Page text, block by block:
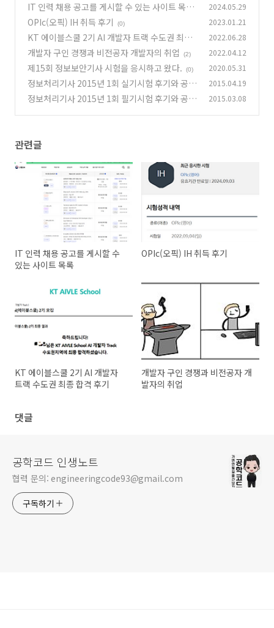
IT 인력 채용 공고를 게시할 수 있는 사이트 목록
(0)
2024.05.29
OPIc(오픽) IH 취득 후기 (0) 2023.01.21
KT 에이블스쿨 2기 AI 개발자 트랙 수도권 최종
합격 후기
(0)
2022.06.28
개발자 구인 경쟁과 비전공자 개발자의 취업 (2) 2022.04.12
제15회 정보보안기사 시험을 응시하고 왔다. (0) 2020.05.31
정보처리기사 2015년 1회 실기시험 후기와 공부
법 소개
(4)
2015.04.19
정보처리기사 2015년 1회 필기시험 후기와 공부
2015.03.08
관련글
IT 인력 채용 공고를 게시할 수
있는 사이트 목록
OPIc(오픽) IH 취득 후기
KT 에이블스쿨 2기 AI 개발자
트랙 수도권 최종 합격 후기
개발자 구인 경쟁과 비전공자 개
발자의 취업
댓글
공학코드 인생노트
협력 문의: engineeringcode93@gmail.com
구독하기